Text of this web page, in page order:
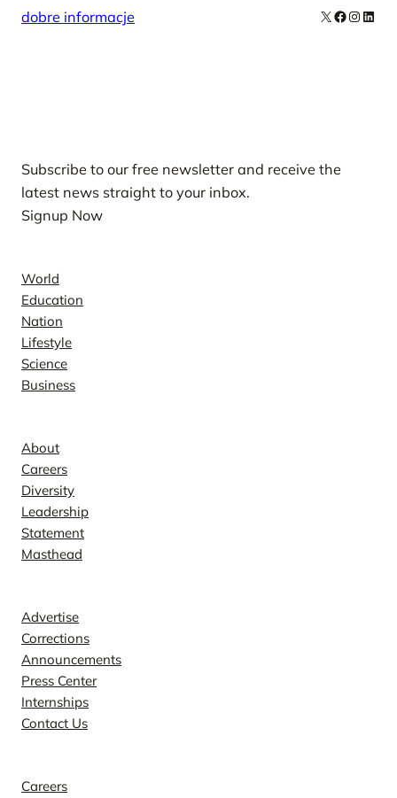
dobre informacje X Facebook
Subscribe to our free newsletter and receive the
latest news straight to your inbox.
Signup Now
World
Education
Nation
Lifestyle
Science
Business
About
Careers
Diversity
Leadership
Statement
Masthead
Advertise
Corrections
Announcements
Press Center
Internships
Contact Us
Careers